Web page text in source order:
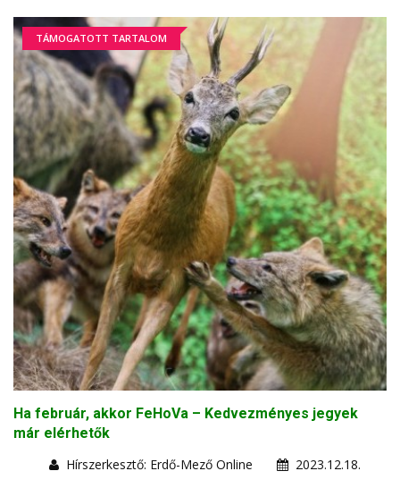
TÁMOGATOTT TARTALOM
Ha február, akkor FeHoVa – Kedvezményes jegyek
már elérhetők
Hírszerkesztő: Erdő-Mező Online
2023.12.18.